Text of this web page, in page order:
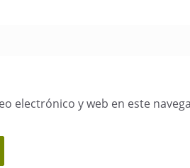
electrónico y web en este